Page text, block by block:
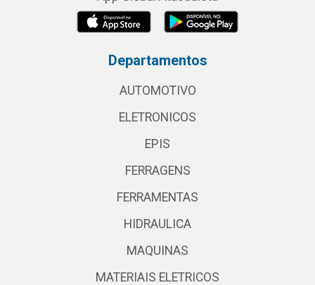
Departamentos
AUTOMOTIVO
ELETRONICOS
EPIS
FERRAGENS
FERRAMENTAS
HIDRAULICA
MAQUINAS
MATERIAIS ELETRICOS